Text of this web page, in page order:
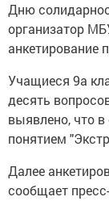
Дню
организатор
анкетирование
Учащиеся 9а
десять
выявлено, что
понятием
Далее
сообщает